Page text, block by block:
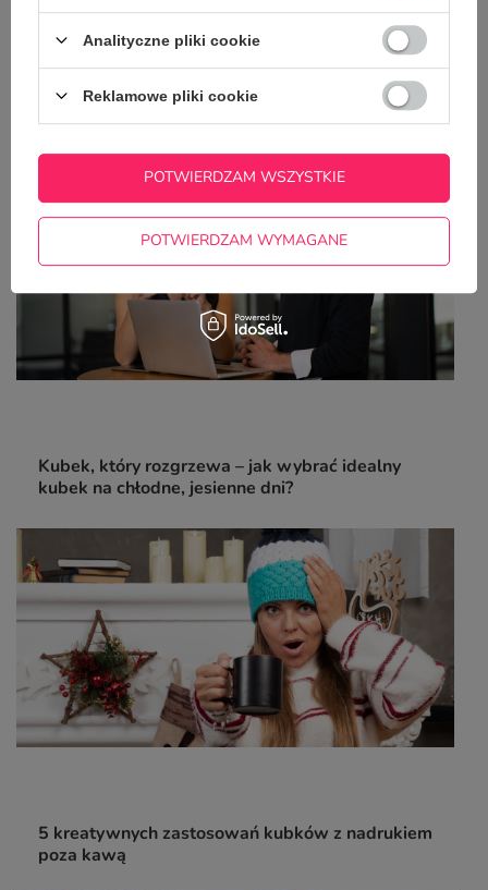
Jak wykorzystać kubki z nadrukiem jako skuteczny
gadżet reklamowy dla firmy?
Kubek, który rozgrzewa – jak wybrać idealny
kubek na chłodne, jesienne dni?
5 kreatywnych zastosowań kubków z nadrukiem
poza kawą
Analityczne pliki cookie
Reklamowe pliki cookie
POTWIERDZAM WYMAGANE
POTWIERDZAM WSZYSTKIE